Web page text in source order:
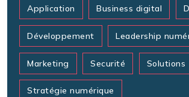
Application Business digital
Développement Leadership
Marketing Securité Solutions
Stratégie numérique